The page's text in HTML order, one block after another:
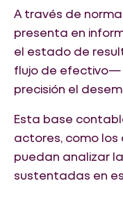
A través de
presenta en
el estado de
flujo de efectivo—
precisión el
Esta base
actores, como los
puedan analizar
sustentadas en